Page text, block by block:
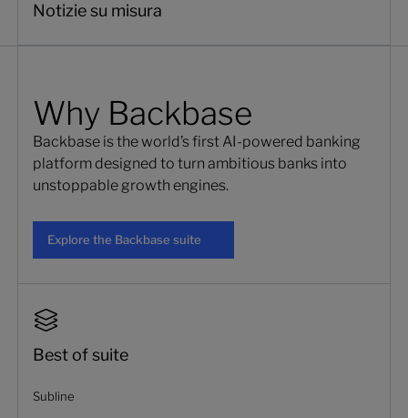
Notizie su misura
Why Backbase
Backbase is the world’s first AI-powered banking
platform designed to turn ambitious banks into
unstoppable growth engines.
Explore the Backbase suite
Best of suite
Subline